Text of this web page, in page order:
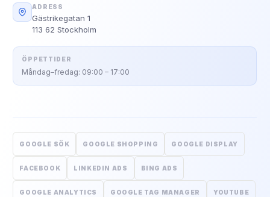
ADRESS
Gästrikegatan 1
113 62 Stockholm
ÖPPETTIDER
Måndag–fredag: 09:00 – 17:00
GOOGLE SÖK GOOGLE SHOPPING GOOGLE DISPLAY
FACEBOOK LINKEDIN ADS BING ADS
GOOGLE ANALYTICS GOOGLE TAG MANAGER YOUTUBE